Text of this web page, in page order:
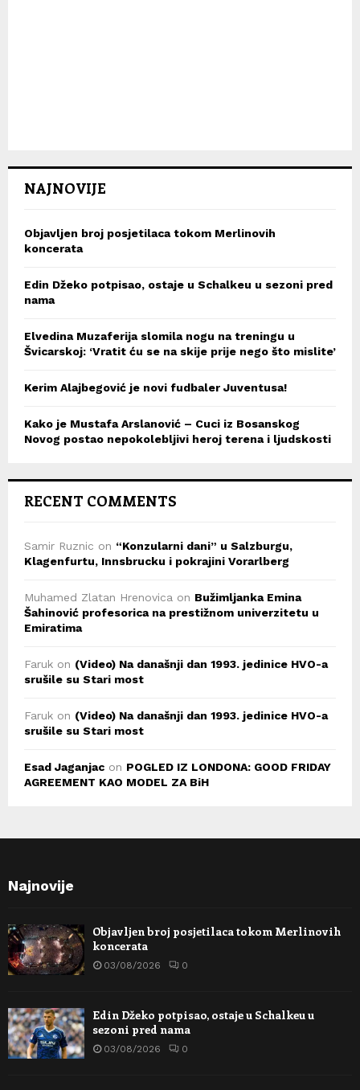
NAJNOVIJE
Objavljen broj posjetilaca tokom Merlinovih
koncerata
Edin Džeko potpisao, ostaje u Schalkeu u sezoni pred
nama
Elvedina Muzaferija slomila nogu na treningu u
Švicarskoj: ‘Vratit ću se na skije prije nego što mislite’
Kerim Alajbegović je novi fudbaler Juventusa!
Kako je Mustafa Arslanović – Cuci iz Bosanskog
Novog postao nepokolebljivi heroj terena i ljudskosti
RECENT COMMENTS
Samir Ruznic on “Konzularni dani” u Salzburgu,
Klagenfurtu, Innsbrucku i pokrajini Vorarlberg
Muhamed Zlatan Hrenovica on Bužimljanka Emina
Šahinović profesorica na prestižnom univerzitetu u
Emiratima
Faruk on (Video) Na današnji dan 1993. jedinice HVO-a
srušile su Stari most
Faruk on (Video) Na današnji dan 1993. jedinice HVO-a
srušile su Stari most
Esad Jaganjac on POGLED IZ LONDONA: GOOD FRIDAY
AGREEMENT KAO MODEL ZA BiH
Najnovije
Objavljen broj posjetilaca tokom Merlinovih
koncerata
03/08/2026 0
Edin Džeko potpisao, ostaje u Schalkeu u
sezoni pred nama
03/08/2026 0